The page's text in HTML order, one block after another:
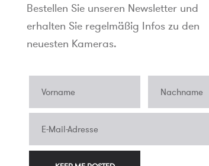
Bestellen Sie unseren Newsletter und
erhalten Sie regelmäßig Infos zu den
neuesten Kameras.